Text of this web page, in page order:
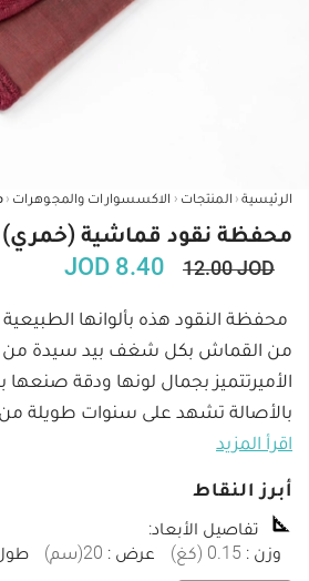
الرئيسية ‹ المنتجات ‹ الاكسسوارات والمجوهرات ‹
محفظة نقود قماشية (خمري)
JOD 8.40 12.00 JOD
محفظة النقود هذه بألوانها
من القماش بكل شغف بيد سيدة من
الأميرتتميز بجمال لونها ودقة صنعها
بالأصالة تشهد على سنوات طويلة من
اقرأ المزيد
أبرز النقاط
تفاصيل الأبعاد:
وزن :
0.15
(كغ) عرض :
20
(سم)